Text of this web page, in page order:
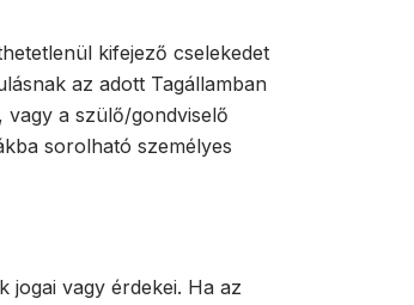
kifejező cselekedet
az adott Tagállamban
a szülő/gondviselő
sorolható személyes
jogai vagy érdekei. Ha az